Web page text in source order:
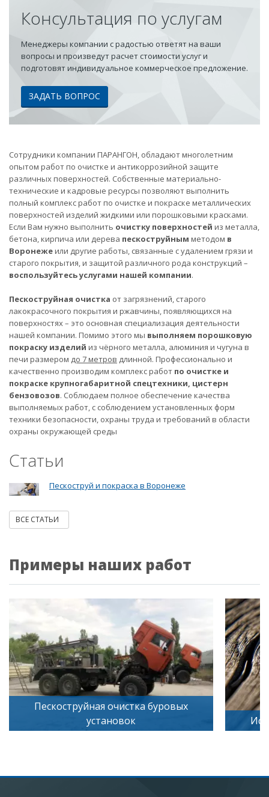
Консультация по услугам
Менеджеры компании с радостью ответят на ваши
вопросы и произведут расчет стоимости услуг и
подготовят индивидуальное коммерческое предложение.
ЗАДАТЬ ВОПРОС
Сотрудники компании ПАРАНГОН, обладают многолетним
опытом работ по очистке и антикоррозийной защите
различных поверхностей. Собственные материально-
технические и кадровые ресурсы позволяют выполнить
полный комплекс работ по очистке и покраске металлических
поверхностей изделий жидкими или порошковыми красками.
Если Вам нужно выполнить очистку поверхностей из металла,
бетона, кирпича или дерева пескоструйным методом в
Воронежеили другие работы, связанные с удалением грязи и
старого покрытия, и защитой различного рода конструкций –
воспользуйтесь услугами нашей компании.
Пескоструйная очистка от загрязнений, старого
лакокрасочного покрытия и ржавчины, появляющихся на
поверхностях – это основная специализация деятельности
нашей компании. Помимо этого мы выполняем порошковую
покраску изделий из чёрного металла, алюминия и чугуна в
печи размером до 7 метров длинной. Профессионально и
качественно производим комплекс работ по очистке и
покраске крупногабаритной спецтехники, цистерн
бензовозов. Соблюдаем полное обеспечение качества
выполняемых работ, с соблюдением установленных форм
техники безопасности, охраны труда и требований в области
охраны окружающей среды
Статьи
Пескоструй и покраска в Воронеже
ВСЕ СТАТЬИ
Примеры наших работ
Пескоструйная очистка буровых
установок